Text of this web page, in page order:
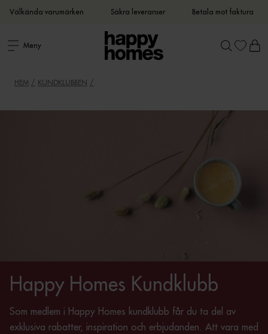
Välkända varumärken Säkra leveranser Betala mot faktura
Meny
HEM KUNDKLUBBEN
Happy Homes Kundklubb
Som medlem i Happy Homes kundklubb får du ta del av
exklusiva rabatter, inspiration och erbjudanden. Att vara med